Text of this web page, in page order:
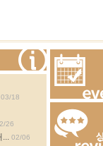
03/18
26
... 02/06
Events